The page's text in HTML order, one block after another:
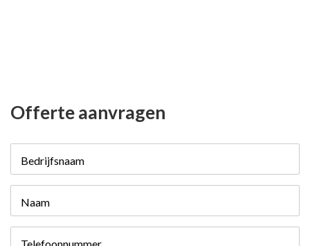
Offerte aanvragen
Bedrijfsnaam
Naam